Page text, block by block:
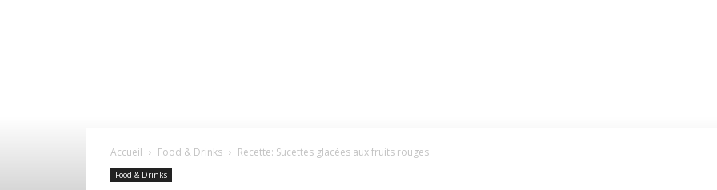
Accueil Food & Drinks Recette: Sucettes glacées aux fruits rouges
Food & Drinks